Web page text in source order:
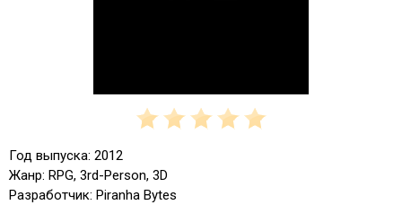
Год выпуска: 2012
Жанр: RPG, 3rd-Person, 3D
Разработчик: Piranha Bytes